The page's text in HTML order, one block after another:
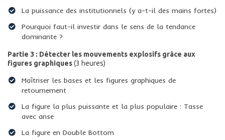
​La puissance des institutionnels (y a-t-il des mains fortes)
​Pourquoi faut-il investir dans le sens de la tendance
dominante ?
Partie 3 : Détecter les mouvements explosifs grâce aux
figures graphiques(3 heures)
Maîtriser les bases et les figures graphiques de
retournement
La figure la plus puissante et la plus populaire : Tasse
avec anse
La figure en Double Bottom